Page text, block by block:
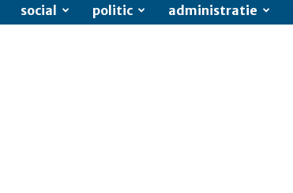
social politic administratie